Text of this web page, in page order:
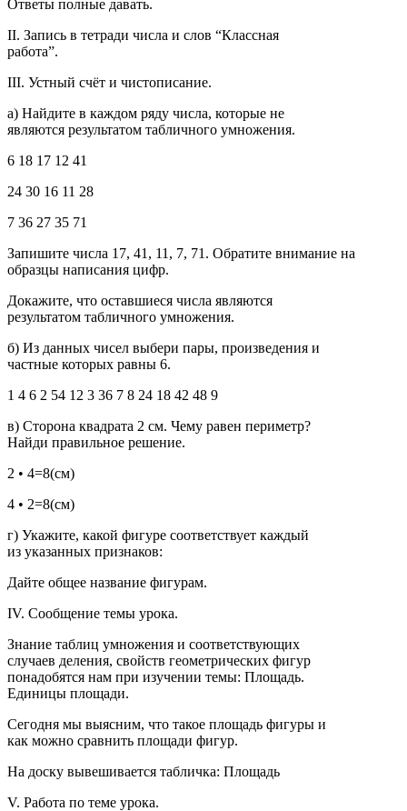
Ответы полные давать.
II. Запись в тетради числа и слов “Классная
работа”.
III. Устный счёт и чистописание.
а) Найдите в каждом ряду числа, которые не
являются результатом табличного умножения.
6 18 17 12 41
24 30 16 11 28
7 36 27 35 71
Запишите числа 17, 41, 11, 7, 71. Обратите внимание на
образцы написания цифр.
Докажите, что оставшиеся числа являются
результатом табличного умножения.
б) Из данных чисел выбери пары, произведения и
частные которых равны 6.
1 4 6 2 54 12 3 36 7 8 24 18 42 48 9
в) Сторона квадрата 2 см. Чему равен периметр?
Найди правильное решение.
2 • 4=8(см)
4 • 2=8(см)
г) Укажите, какой фигуре соответствует каждый
из указанных признаков:
Дайте общее название фигурам.
IV. Сообщение темы урока.
Знание таблиц умножения и соответствующих
случаев деления, свойств геометрических фигур
понадобятся нам при изучении темы: Площадь.
Единицы площади.
Сегодня мы выясним, что такое площадь фигуры и
как можно сравнить площади фигур.
На доску вывешивается табличка: Площадь
V. Работа по теме урока.